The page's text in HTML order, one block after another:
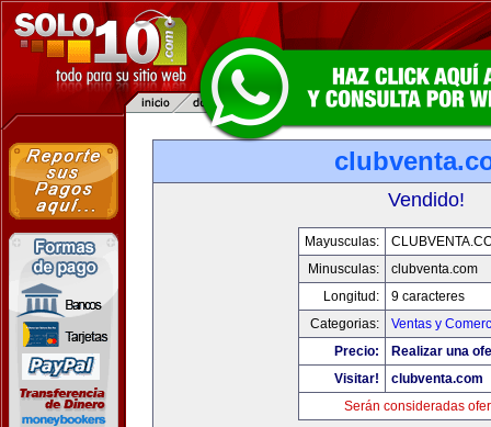
Vendido!
Mayusculas:
Minusculas:
clubventa.com
Longitud:
9 caracteres
Categorias:
Ventas y
Precio:
Realizar una
Visitar!
clubventa.com
Serán consideradas